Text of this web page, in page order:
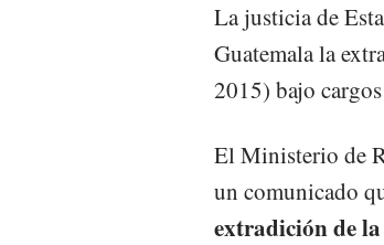
La justicia de
Guatemala la
2015) bajo
El Ministerio de
un comunicado
extradición de